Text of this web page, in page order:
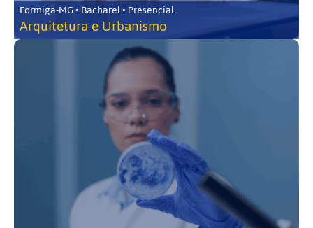
Formiga-MG • Bacharel • Presencial
Arquitetura e Urbanismo